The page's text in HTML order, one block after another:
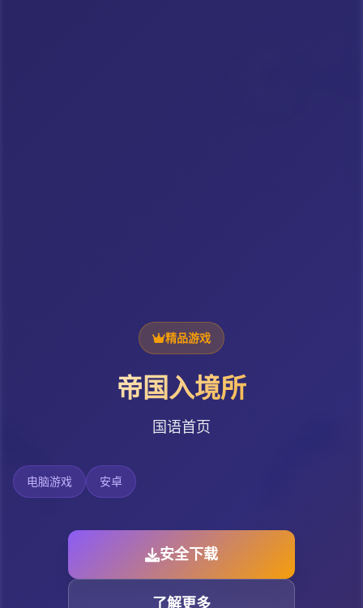
精品游戏
帝国入境所
国语首页
电脑游戏 安卓
安全下载
了解更多